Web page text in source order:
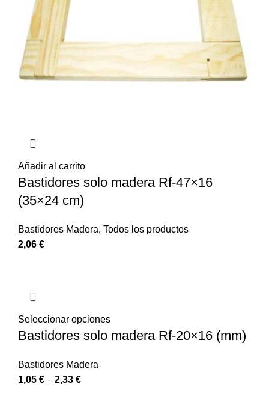
Añadir al carrito
Bastidores solo madera Rf-47×16
(35×24 cm)
Bastidores Madera, Todos los productos
2,06 €
Seleccionar opciones
Bastidores solo madera Rf-20×16 (mm)
Bastidores Madera
1,05 € – 2,33 €